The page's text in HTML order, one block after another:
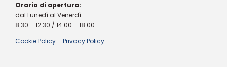
Orario di apertura:
dal Lunedì al Venerdì
8.30 – 12.30 / 14.00 – 18.00
Cookie Policy –Privacy Policy